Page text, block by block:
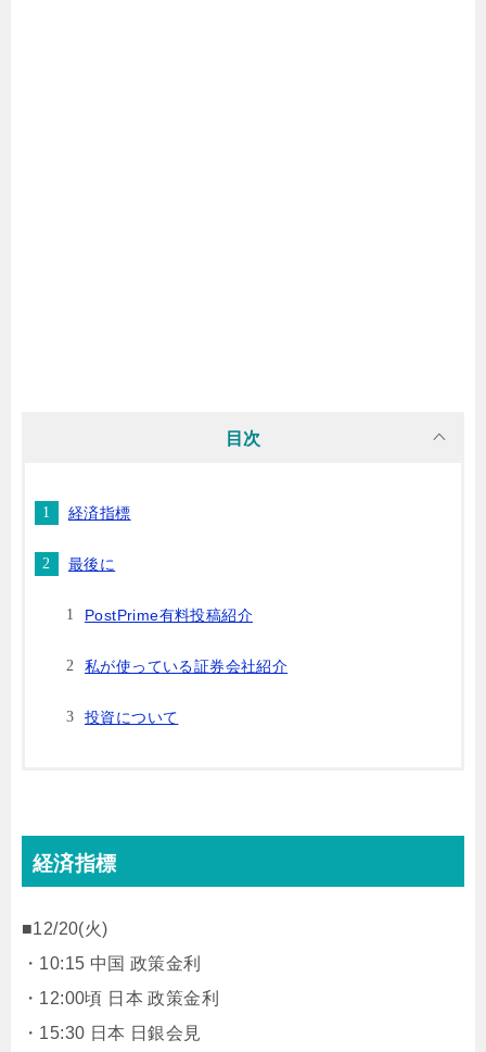
目次
経済指標
最後に
PostPrime有料投稿紹介
私が使っている証券会社紹介
投資について
経済指標
■12/20(火)
・10:15 中国 政策金利
・12:00頃 日本 政策金利
・15:30 日本 日銀会見